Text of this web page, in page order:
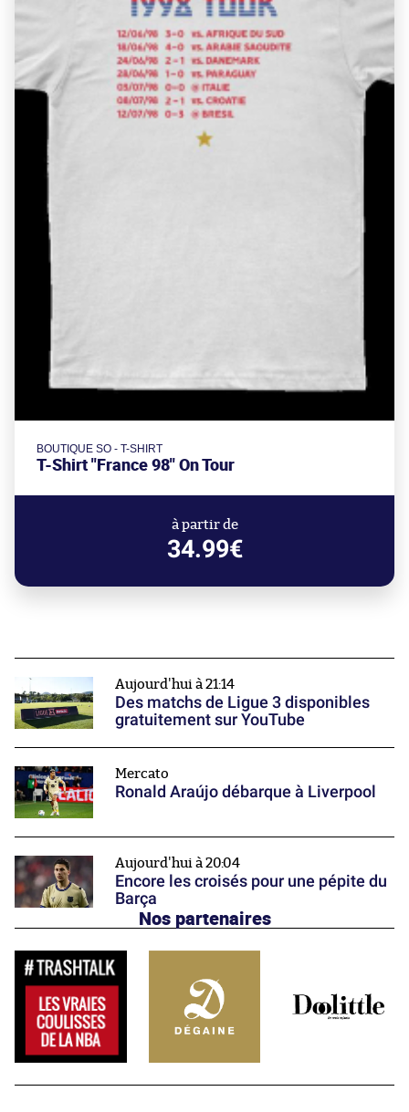
BOUTIQUE SO - T-SHIRT
T-Shirt "France 98" On Tour
à partir de
34.99€
Aujourd'hui à 21:14
Des matchs de Ligue 3 disponibles
gratuitement sur YouTube
Mercato
Ronald Araújo débarque à Liverpool
Aujourd'hui à 20:04
Encore les croisés pour une pépite du
Barça
Nos partenaires